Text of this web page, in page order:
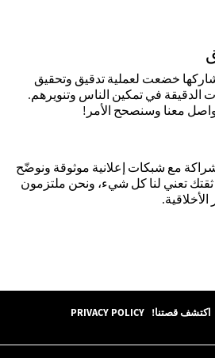
خضعت لعملية تدقيق وتحقيق
الدقيقة في تمكين الناس وتنويرهم.
معنا وسنصحح الأمر!
مع شبكات إعلانية موثوقة ونوضّح
تعني لنا كل شيء، ونحن ملتزمون
اكتشف قصتنا! PRIVACY POLICY